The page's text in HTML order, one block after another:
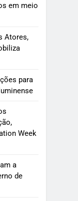
em meio
Atores,
para
Week
a
de